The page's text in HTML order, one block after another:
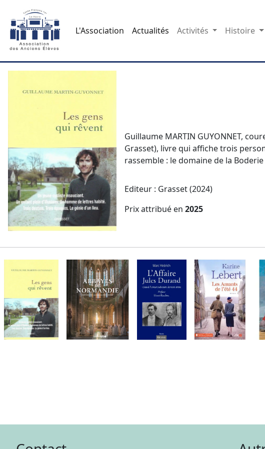
L'Association Actualités Activités Histoire
Guillaume MARTIN GUYONNET,
Grasset), livre qui affiche trois
rassemble : le domaine de la
Editeur : Grasset (2024)
Prix attribué en2025